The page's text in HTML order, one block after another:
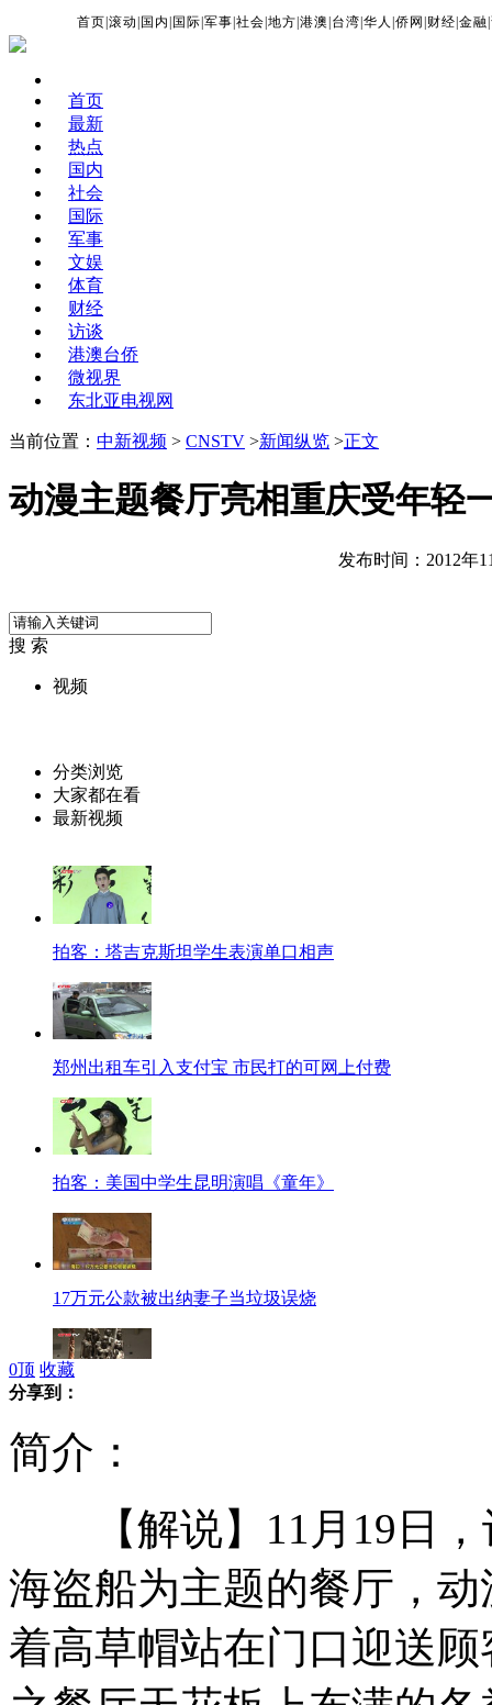
首页 |滚动 国内 国际 |军事 |社会 |地方 |港澳 台湾 |华人 |侨网 财经 |金融 |
首页
最新
热点
国内
社会
国际
军事
文娱
体育
财经
访谈
港澳台侨
微视界
东北亚电视网
当前位置： 中新视频 > CNSTV >新闻纵览 >正文
动漫主题餐厅亮相重庆受年轻
发布时间：2012年
搜 索
视频
分类浏览
大家都在看
最新视频
拍客：塔吉克斯坦学生表演单口相声
郑州出租车引入支付宝 市民打的可网上付费
拍客：美国中学生昆明演唱《童年》
17万元公款被出纳妻子当垃圾误烧
车模改走高雅路线 车展拒成"胸展"
"女神"周秀娜助阵广州汽车嘉年华
0顶 收藏
分享到：
简介：
【解说】11月19日，
海盗船为主题的餐厅，
着高草帽站在门口迎送